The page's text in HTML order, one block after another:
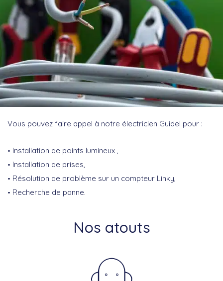
Vous pouvez faire appel à notre électricien Guidel pour :
Installation de points lumineux ,
Installation de prises,
Résolution de problème sur un compteur Linky,
Recherche de panne.
Nos atouts